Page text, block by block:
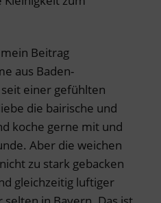
Beitrag
aus Baden-
einer gefühlten
die bairische und
koche gerne mit und
Aber die weichen
zu stark gebacken
gleichzeitig luftiger